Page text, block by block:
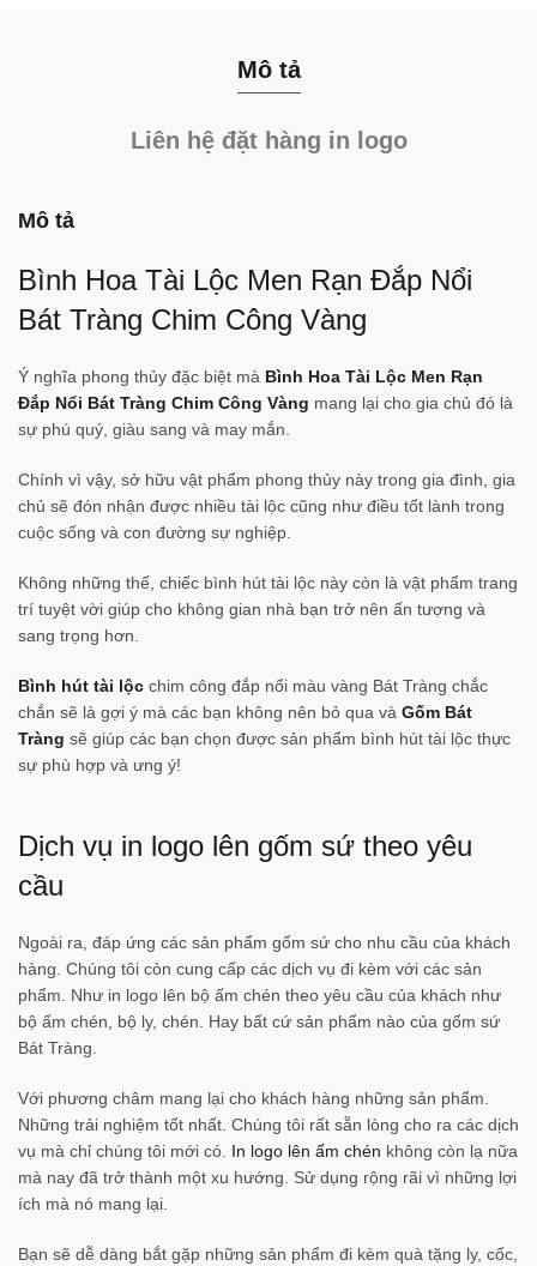
Mô tả
Liên hệ đặt hàng in logo
Mô tả
Bình Hoa Tài Lộc Men Rạn Đắp Nổi
Bát Tràng Chim Công Vàng
Ý nghĩa phong thủy đặc biệt mà Bình Hoa Tài Lộc Men Rạn
Đắp Nổi Bát Tràng Chim Công Vàng mang lại cho gia chủ đó là
sự phú quý, giàu sang và may mắn.
Chính vì vậy, sở hữu vật phẩm phong thủy này trong gia đình, gia
chủ sẽ đón nhận được nhiều tài lộc cũng như điều tốt lành trong
cuộc sống và con đường sự nghiệp.
Không những thế, chiếc bình hút tài lộc này còn là vật phẩm trang
trí tuyệt vời giúp cho không gian nhà bạn trở nên ấn tượng và
sang trọng hơn.
Bình hút tài lộc chim công đắp nổi màu vàng Bát Tràng chắc
chắn sẽ là gợi ý mà các bạn không nên bỏ qua và Gốm Bát
Tràng sẽ giúp các bạn chọn được sản phẩm bình hút tài lộc thực
sự phù hợp và ưng ý!
Dịch vụ in logo lên gốm sứ theo yêu
cầu
Ngoài ra, đáp ứng các sản phẩm gốm sứ cho nhu cầu của khách
hàng. Chúng tôi còn cung cấp các dịch vụ đi kèm với các sản
phẩm. Như in logo lên bộ ấm chén theo yêu cầu của khách như
bộ ấm chén, bộ ly, chén. Hay bất cứ sản phẩm nào của gốm sứ
Bát Tràng.
Với phương châm mang lại cho khách hàng những sản phẩm.
Những trải nghiệm tốt nhất. Chúng tôi rất sẵn lòng cho ra các dịch
vụ mà chỉ chúng tôi mới có. In logo lên ấm chén không còn lạ nữa
mà nay đã trở thành một xu hướng. Sử dụng rộng rãi vì những lợi
ích mà nó mang lại.
Bạn sẽ dễ dàng bắt gặp những sản phẩm đi kèm quà tặng ly, cốc,